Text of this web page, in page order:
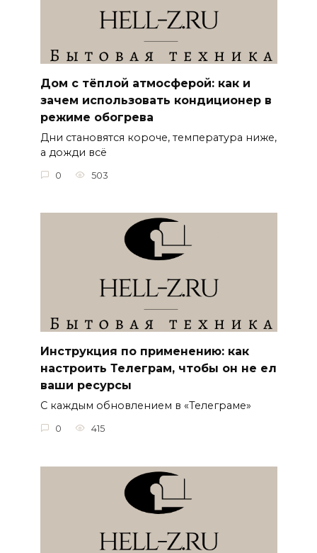
Дом с тёплой атмосферой: как и
зачем использовать кондиционер в
режиме обогрева
Дни становятся короче, температура ниже,
а дожди всё
0 503
Инструкция по применению: как
настроить Телеграм, чтобы он не ел
ваши ресурсы
С каждым обновлением в «Телеграме»
0 415